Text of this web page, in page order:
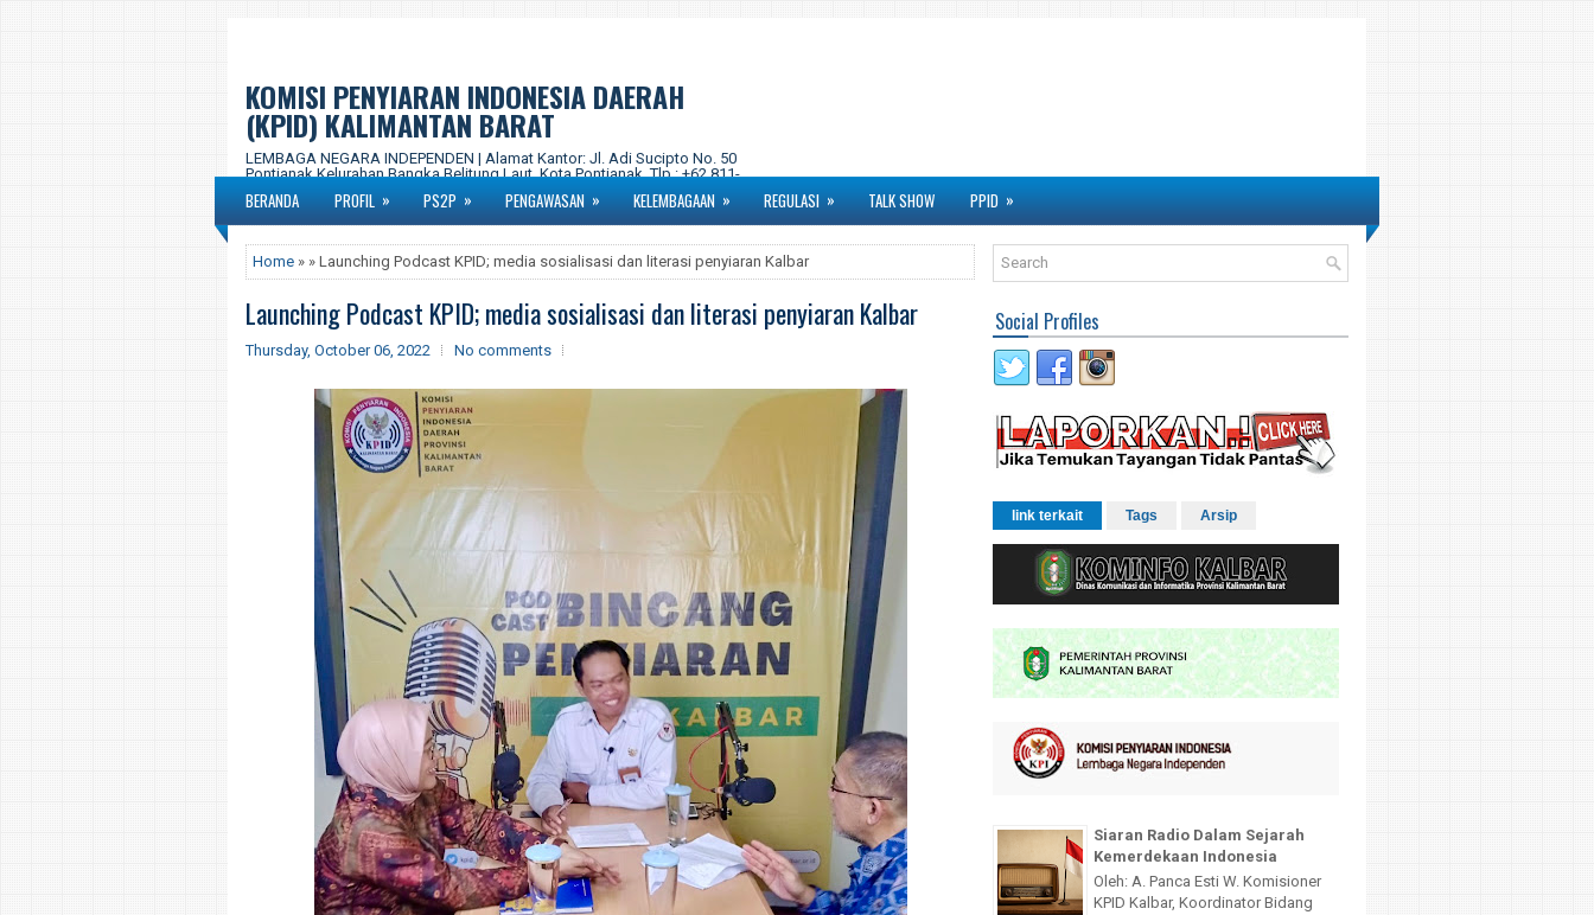
KOMISI PENYIARAN INDONESIA DAERAH
(KPID) KALIMANTAN BARAT
LEMBAGA NEGARA INDEPENDEN | Alamat Kantor: Jl. Adi Sucipto No. 50
Pontianak Kelurahan Bangka Belitung Laut, Kota Pontianak. Tlp : +62 811-
BERANDA PROFIL » PS2P » PENGAWASAN » KELEMBAGAAN » REGULASI » TALK SHOW PPID »
Home » » Launching Podcast KPID; media sosialisasi dan literasi penyiaran Kalbar
Launching Podcast KPID; media sosialisasi dan literasi penyiaran Kalbar
Thursday, October 06, 2022 No comments
Social Profiles
link terkait Tags Arsip
Siaran Radio Dalam Sejarah
Kemerdekaan Indonesia
Oleh: A. Panca Esti W. Komisioner
KPID Kalbar, Koordinator Bidang